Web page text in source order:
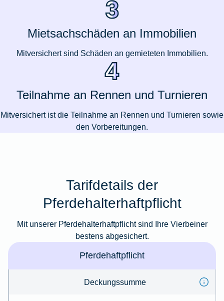
Mietsachschäden an Immobilien
Mitversichert sind Schäden an gemieteten Immobilien.
Teilnahme an Rennen und Turnieren
Mitversichert ist die Teilnahme an Rennen und Turnieren sowie
den Vorbereitungen.
Tarifdetails der
Pferdehalterhaftpflicht
Mit unserer Pferdehalterhaftpflicht sind Ihre Vierbeiner
bestens abgesichert.
Pferdehaftpflicht
Deckungssumme